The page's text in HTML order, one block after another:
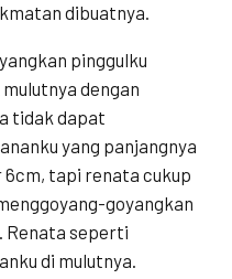
dibuatnya.
pinggulku
dengan
tidak dapat
yang panjangnya
tapi renata cukup
goyangkan
Renata seperti
di mulutnya.